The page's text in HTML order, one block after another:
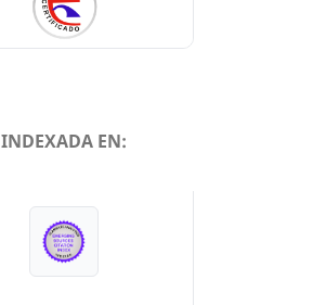
INDEXADA EN: